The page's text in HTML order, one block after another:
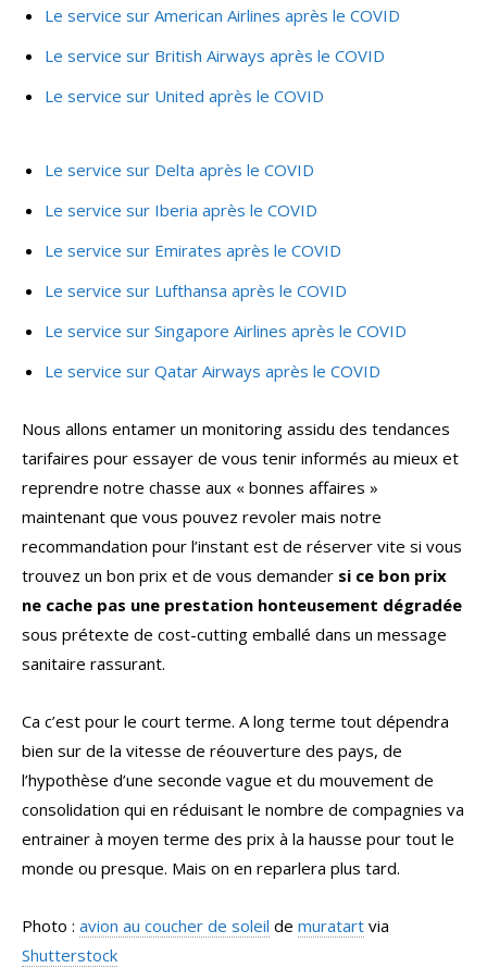
Le service sur American Airlines après le COVID
Le service sur British Airways après le COVID
Le service sur United après le COVID
Le service sur Delta après le COVID
Le service sur Iberia après le COVID
Le service sur Emirates après le COVID
Le service sur Lufthansa après le COVID
Le service sur Singapore Airlines après le COVID
Le service sur Qatar Airways après le COVID
Nous allons entamer un monitoring assidu des tendances
tarifaires pour essayer de vous tenir informés au mieux et
reprendre notre chasse aux « bonnes affaires »
maintenant que vous pouvez revoler mais notre
recommandation pour l’instant est de réserver vite si vous
trouvez un bon prix et de vous demander si ce bon prix
ne cache pas une prestation honteusement dégradée
sous prétexte de cost-cutting emballé dans un message
sanitaire rassurant.
Ca c’est pour le court terme. A long terme tout dépendra
bien sur de la vitesse de réouverture des pays, de
l’hypothèse d’une seconde vague et du mouvement de
consolidation qui en réduisant le nombre de compagnies va
entrainer à moyen terme des prix à la hausse pour tout le
monde ou presque. Mais on en reparlera plus tard.
Photo : avion au coucher de soleil de muratart via
Shutterstock